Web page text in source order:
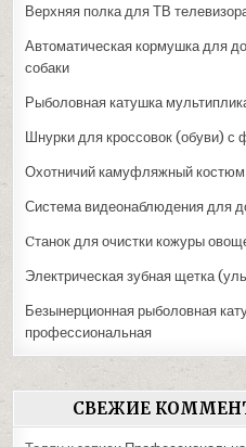
Верхняя полка для ТВ
Автоматическая кормушка для
собаки
Рыболовная катушка
Шнурки для кроссовок (обуви) с
Охотничий камуфляжный
Система видеонаблюдения для
Cтанок для очистки кожуры
Электрическая зубная щетка
Безынерционная рыболовная
профессиональная
СВЕЖИЕ